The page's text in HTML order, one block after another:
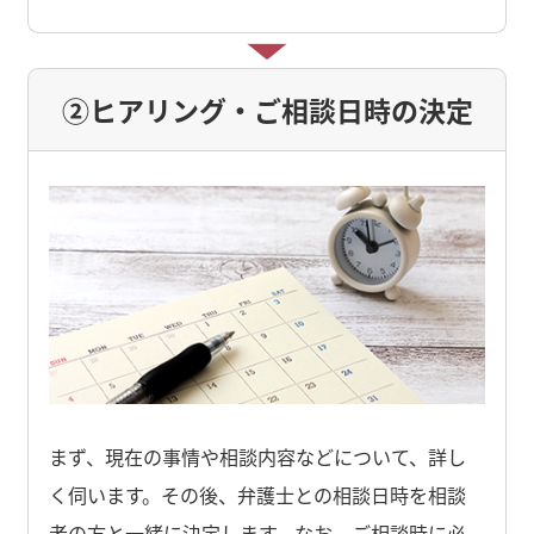
②ヒアリング・ご相談日時の決定
まず、現在の事情や相談内容などについて、詳し
く伺います。その後、弁護士との相談日時を相談